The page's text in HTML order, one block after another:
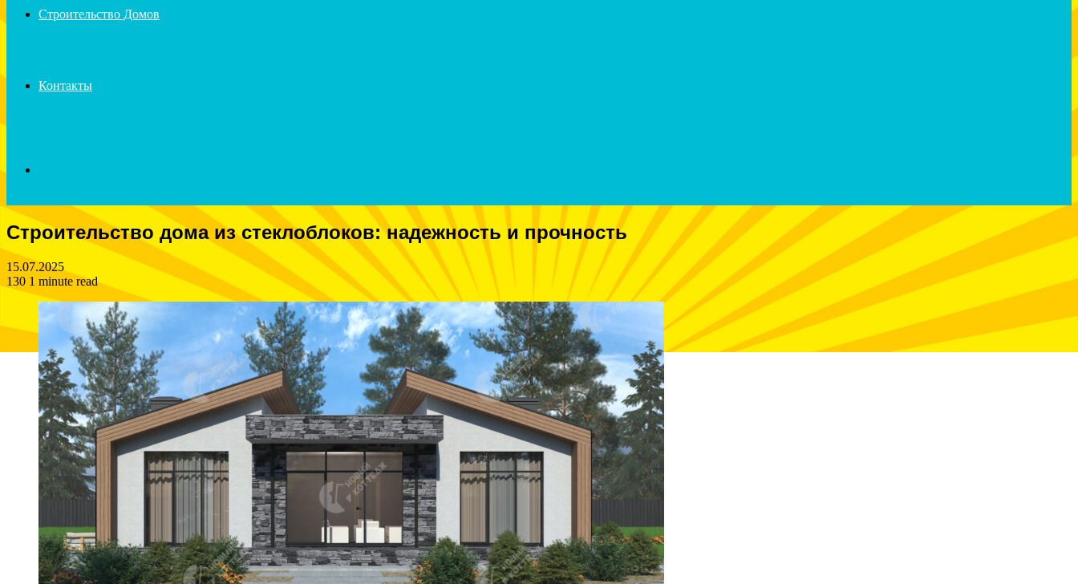
Строительство Домов
Контакты
for
Строительство дома из стеклоблоков: надежность и прочность
15.07.2025
130 1 minute read